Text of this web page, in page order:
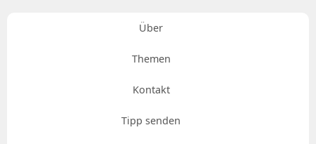
Über
Themen
Kontakt
Tipp senden